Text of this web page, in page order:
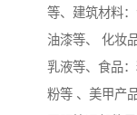
等、建筑材料
油漆等、 化妆
乳液等、食品
粉等 、美甲产